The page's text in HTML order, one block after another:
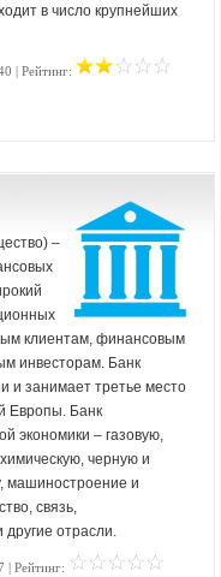
в число крупнейших
| Рейтинг:
–
клиентам, финансовым
инвесторам. Банк
и занимает третье место
Европы. Банк
экономики – газовую,
черную и
машиностроение и
связь,
отрасли.
| Рейтинг: